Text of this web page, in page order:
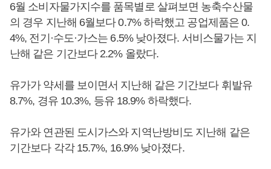
6월 소비자물가지수를 품목별로 살펴보면 농축수산물
의 경우 지난해 6월보다 0.7% 하락했고 공업제품은 0.
4%, 전기·수도·가스는 6.5% 낮아졌다. 서비스물가는 지
난해 같은 기간보다 2.2% 올랐다.
유가가 약세를 보이면서 지난해 같은 기간보다 휘발유
8.7%, 경유 10.3%, 등유 18.9% 하락했다.
유가와 연관된 도시가스와 지역난방비도 지난해 같은
기간보다 각각 15.7%, 16.9% 낮아졌다.